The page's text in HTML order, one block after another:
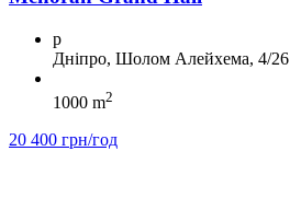
p
Дніпро, Шолом Алейхема, 4/26
1000 m2
20 400 грн/год